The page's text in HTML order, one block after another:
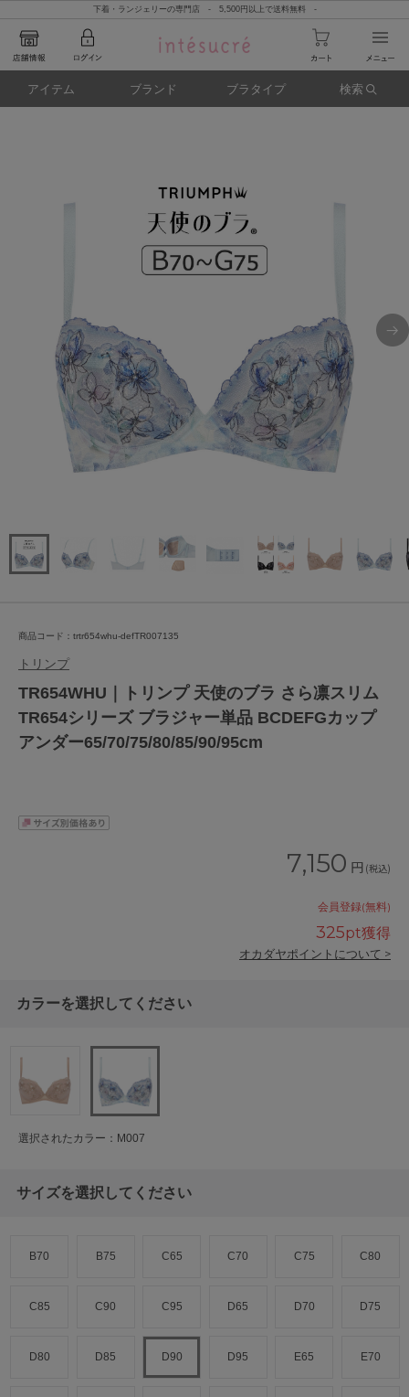
下着・ランジェリーの専門店 - 5,500円以上で送料無料 -
アイテム ブランド ブラタイプ 検索
商品コード：trtr654whu-defTR007135
トリンプ
TR654WHU｜トリンプ 天使のブラ さら凛スリム
TR654シリーズ ブラジャー単品 BCDEFGカップ
アンダー65/70/75/80/85/90/95cm
7,150 円 (税込)
会員登録(無料)
325pt獲得
オカダヤポイントについて >
カラーを選択してください
選択されたカラー：M007
サイズを選択してください
B70 B75 C65 C70 C75 C80
C85 C90 C95 D65 D70 D75
D80 D85 D90 D95 E65 E70